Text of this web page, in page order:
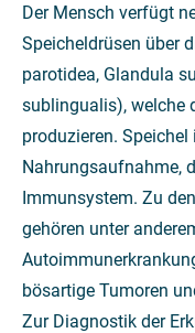
Der Mensch verfügt
Speicheldrüsen über
parotidea, Glandula
sublingualis), welche
produzieren.
Nahrungsaufnahme,
Immunsystem. Zu
gehören unter
bösartige Tumoren
Zur Diagnostik der